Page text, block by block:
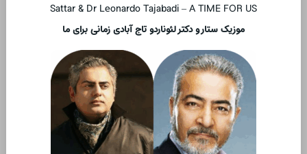
Sattar & Dr Leonardo Tajabadi – A TIME FOR US
موزیک ستار و دکتر لئوناردو تاج آبادی زمانی برای ما